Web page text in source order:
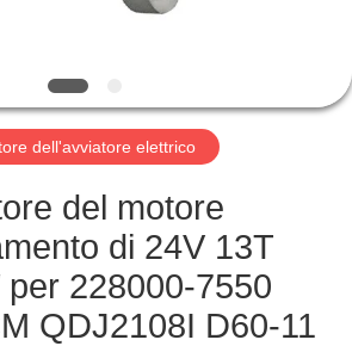
dell'avviatore elettrico
del motore
di 24V 13T
per 228000-7550
QDJ2108I D60-11